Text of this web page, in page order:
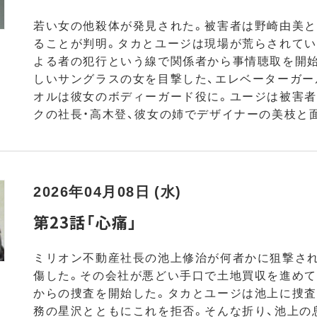
若い女の他殺体が発見された。被害者は野崎由美
ることが判明。タカとユージは現場が荒らされて
よる者の犯行という線で関係者から事情聴取を開
しいサングラスの女を目撃した、エレベーターガ
オルは彼女のボディーガード役に。ユージは被害
クの社長・高木登、彼女の姉でデザイナーの美枝と
2026年04月08日 (水)
第23話「心痛」
ミリオン不動産社長の池上修治が何者かに狙撃さ
傷した。その会社が悪どい手口で土地買収を進め
からの捜査を開始した。タカとユージは池上に捜
務の星沢とともにこれを拒否。そんな折り、池上